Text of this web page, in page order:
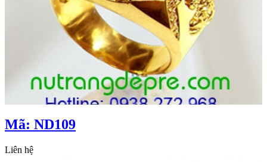
Mã: ND109
Liên hệ